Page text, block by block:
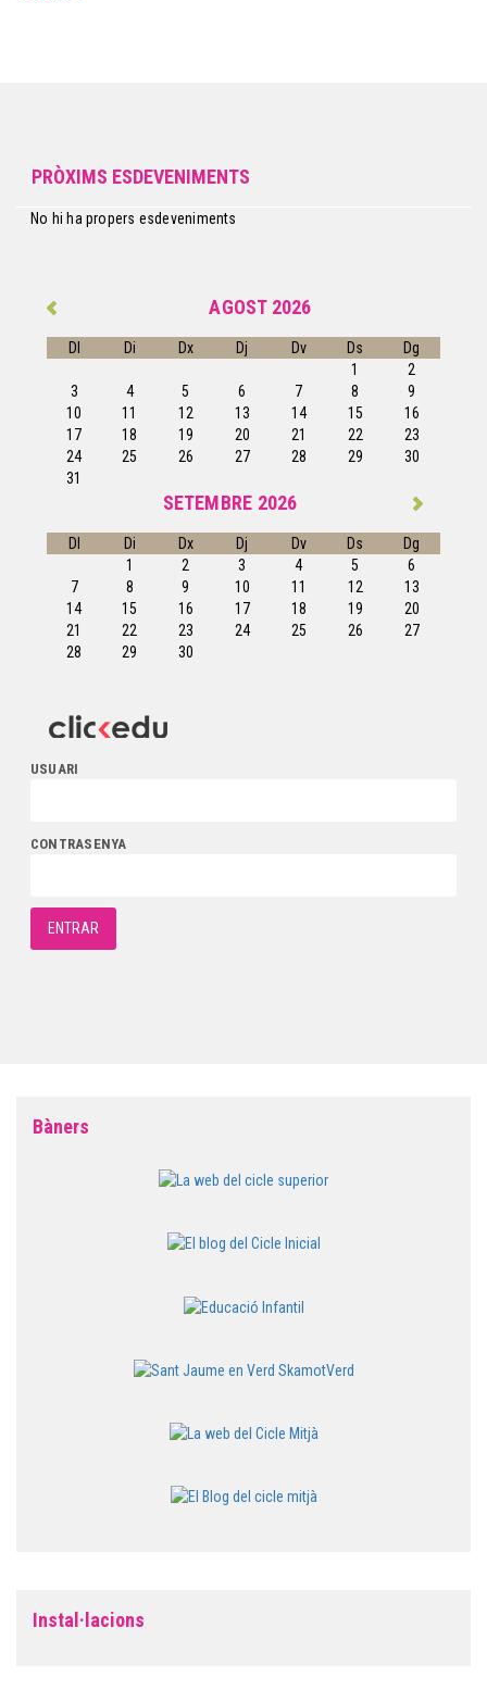
PRÒXIMS ESDEVENIMENTS
No hi ha propers esdeveniments
AGOST 2026
Dl Di Dx Dj Dv Ds
Dg
1
2
3
4 5 6 7 8
9
10
11 12 13 14 15
16
17
18 19 20 21 22
23
24
25 26 27 28 29
30
31
SETEMBRE 2026
Dl Di Dx Dj Dv Ds
Dg
1
2 3 4 5
6
7
8 9 10 11 12
13
14
15 16 17 18 19
20
21
22 23 24 25 26
27
28
29 30
USUARI
CONTRASENYA
Bàners
Instal·lacions